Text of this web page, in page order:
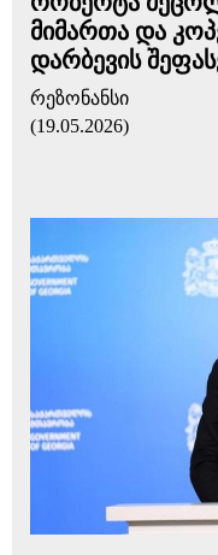
მიმართა და
დარბევის
რეზონანსი
(19.05.2026)